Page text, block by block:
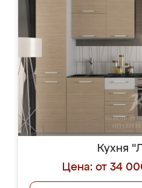
Кухня
Цена: от 34